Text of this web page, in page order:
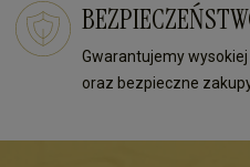
Gwarantujemy
oraz bezpieczne